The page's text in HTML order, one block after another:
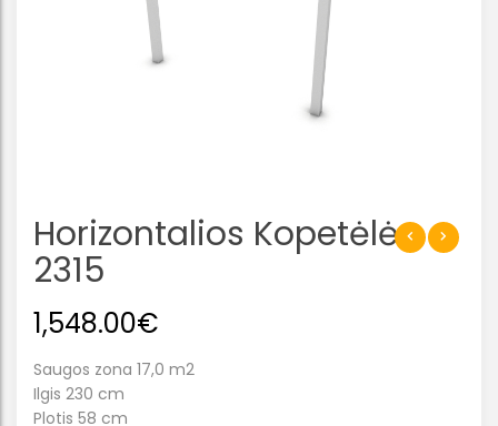
Horizontalios Kopetėlės
2315
1,548.00€
Saugos zona 17,0 m2
Ilgis 230 cm
Plotis 58 cm